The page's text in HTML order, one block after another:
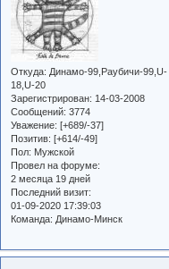
Откуда: Динамо-99,Раубичи-99,U-
18,U-20
Зарегистрирован: 14-03-2008
Сообщений: 3774
Уважение: [+689/-37]
Позитив: [+614/-49]
Пол: Мужской
Провел на форуме:
2 месяца 19 дней
Последний визит:
01-09-2020 17:39:03
Команда: Динамо-Минск